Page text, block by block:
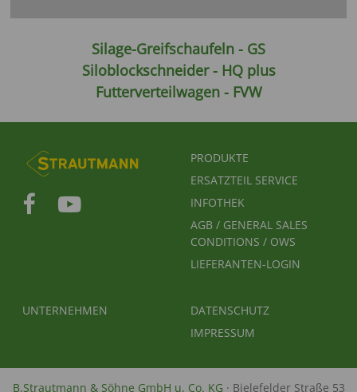
Silage-Greifschaufeln - GS
Siloblockschneider - HQ plus
Futterverteilwagen - FVW
FUSSBEREICHSMENÜ
PRODUKTE
ERSATZTEIL SERVICE
INFOTHEK
AGB / GENERAL SALES
CONDITIONS / OWS
LIEFERANTEN-LOGIN
FUSSBEREICH 2
UNTERNEHMEN FUSSBEREICH 3
DATENSCHUTZ
IMPRESSUM
B.Strautmann & Söhne GmbH u. Co. KG · Bielefelder Straße 53